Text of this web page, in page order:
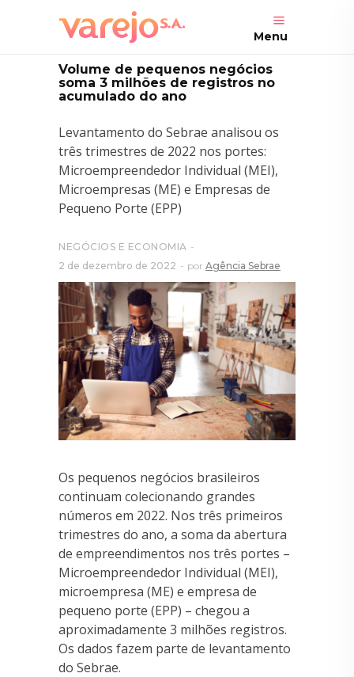
Menu
Volume de pequenos negócios
soma 3 milhões de registros no
acumulado do ano
Levantamento do Sebrae analisou os
três trimestres de 2022 nos portes:
Microempreendedor Individual (MEI),
Microempresas (ME) e Empresas de
Pequeno Porte (EPP)
NEGÓCIOS E ECONOMIA
2 de dezembro de 2022
por Agência Sebrae
Os pequenos negócios brasileiros
continuam colecionando grandes
números em 2022. Nos três primeiros
trimestres do ano, a soma da abertura
de empreendimentos nos três portes –
Microempreendedor Individual (MEI),
microempresa (ME) e empresa de
pequeno porte (EPP) – chegou a
aproximadamente 3 milhões registros.
Os dados fazem parte de levantamento
do Sebrae.